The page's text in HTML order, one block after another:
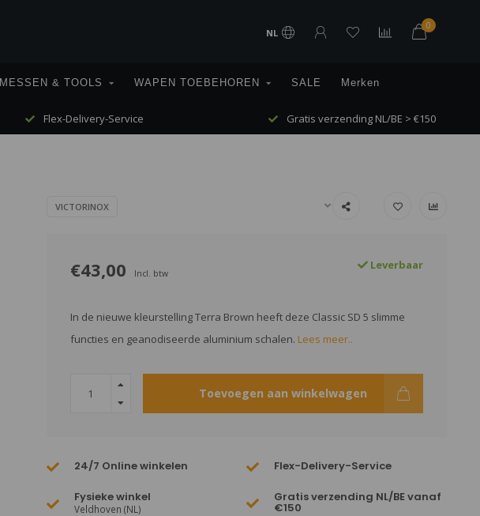
NL
0
MESSEN & TOOLS WAPEN TOEBEHOREN SALE Merken
Flex-Delivery-Service Gratis verzending NL/BE > €150
VICTORINOX
€43,00 Incl. btw
Leverbaar
In de nieuwe kleurstelling Terra Brown heeft deze Classic SD 5 slimme
functies en geanodiseerde aluminium schalen. Lees meer..
Toevoegen aan winkelwagen
24/7 Online winkelen Flex-Delivery-Service
Fysieke winkel
Veldhoven (NL)
Gratis verzending NL/BE vanaf
€150